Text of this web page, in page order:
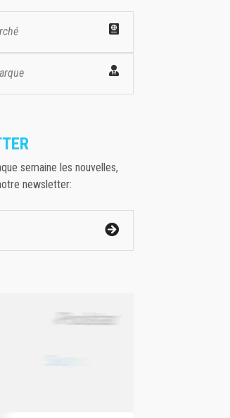
semaine les nouvelles,
newsletter: